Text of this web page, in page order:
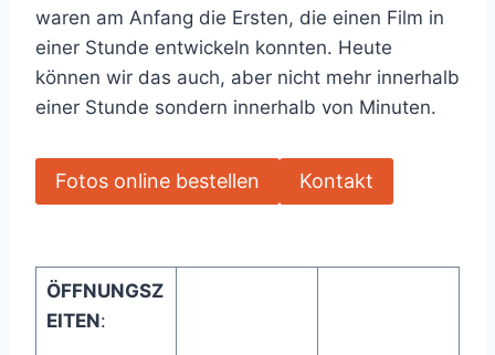
waren am Anfang die Ersten, die einen Film in
einer Stunde entwickeln konnten. Heute
können wir das auch, aber nicht mehr innerhalb
einer Stunde sondern innerhalb von Minuten.
Fotos online bestellen Kontakt
ÖFFNUNGSZ
EITEN: